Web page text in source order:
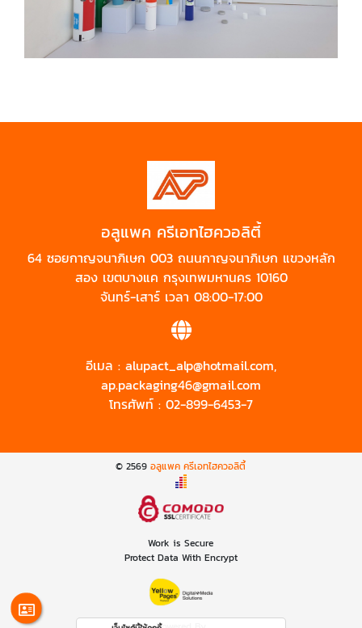
อลูแพค ครีเอทไฮควอลิตี้
64 ซอยกาญจนาภิเษก 003 ถนนกาญจนาภิเษก แขวงหลัก
สอง เขตบางแค กรุงเทพมหานคร 10160
จันทร์-เสาร์ เวลา 08:00-17:00
อีเมล : alupact_alp@hotmail.com,
ap.packaging46@gmail.com
โทรศัพท์ : 02-899-6453-7
© 2569อลูแพค ครีเอทไฮควอลิตี้
Work is Secure
Protect Data With Encrypt